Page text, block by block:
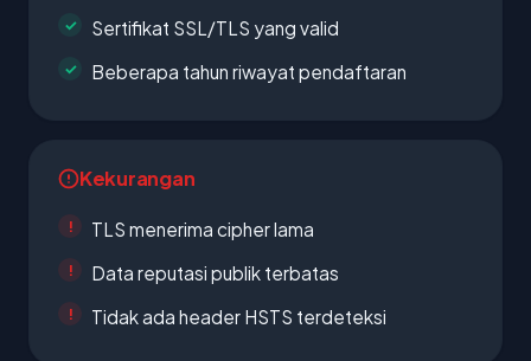
Sertifikat SSL/TLS yang valid
Beberapa tahun riwayat pendaftaran
Kekurangan
TLS menerima cipher lama
Data reputasi publik terbatas
Tidak ada header HSTS terdeteksi